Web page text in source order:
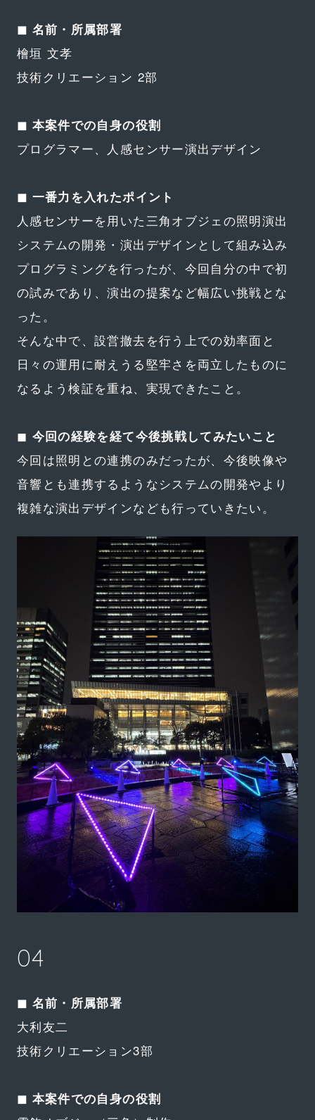
◼︎ 名前・所属部署
檜垣 文孝
技術クリエーション 2部
◼︎ 本案件での自身の役割
プログラマー、人感センサー演出デザイン
◼︎ 一番力を入れたポイント
人感センサーを用いた三角オブジェの照明演出
システムの開発・演出デザインとして組み込み
プログラミングを行ったが、今回自分の中で初
の試みであり、演出の提案など幅広い挑戦とな
った。
そんな中で、設営撤去を行う上での効率面と
日々の運用に耐えうる堅牢さを両立したものに
なるよう検証を重ね、実現できたこと。
◼︎ 今回の経験を経て今後挑戦してみたいこと
今回は照明との連携のみだったが、今後映像や
音響とも連携するようなシステムの開発やより
複雑な演出デザインなども行っていきたい。
04
◼︎ 名前・所属部署
大利友二
技術クリエーション3部
◼︎ 本案件での自身の役割